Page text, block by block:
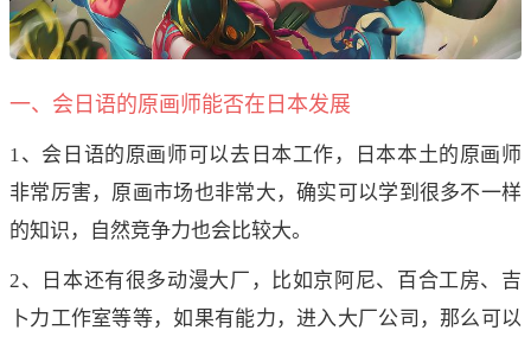
一、会日语的原画师能否在日本发展
1、会日语的原画师可以去日本工作，日本本土的原画师
非常厉害，原画市场也非常大，确实可以学到很多不一样
的知识，自然竞争力也会比较大。
2、日本还有很多动漫大厂，比如京阿尼、百合工房、吉
卜力工作室等等，如果有能力，进入大厂公司，那么可以